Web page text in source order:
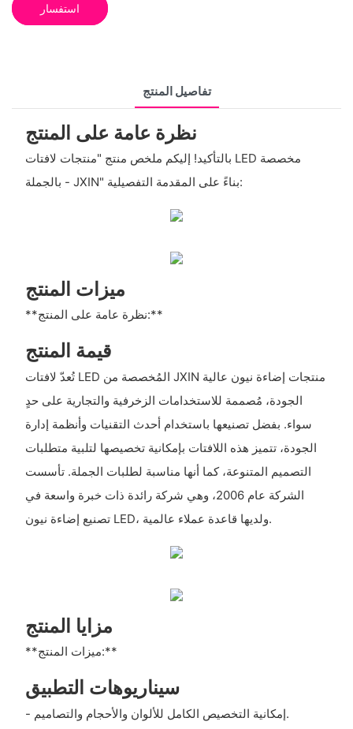
استفسار
تفاصيل المنتج
نظرة عامة على المنتج
بالتأكيد! إليكم ملخص منتج "منتجات لافتات LED مخصصة
بالجملة - JXIN" بناءً على المقدمة التفصيلية:
ميزات المنتج
**نظرة عامة على المنتج:**
قيمة المنتج
تُعدّ لافتات LED المُخصصة من JXIN منتجات إضاءة نيون عالية
الجودة، مُصممة للاستخدامات الزخرفية والتجارية على حدٍ
سواء. بفضل تصنيعها باستخدام أحدث التقنيات وأنظمة إدارة
الجودة، تتميز هذه اللافتات بإمكانية تخصيصها لتلبية متطلبات
التصميم المتنوعة، كما أنها مناسبة لطلبات الجملة. تأسست
الشركة عام 2006، وهي شركة رائدة ذات خبرة واسعة في
تصنيع إضاءة نيون LED، ولديها قاعدة عملاء عالمية.
مزايا المنتج
**ميزات المنتج:**
سيناريوهات التطبيق
- إمكانية التخصيص الكامل للألوان والأحجام والتصاميم.